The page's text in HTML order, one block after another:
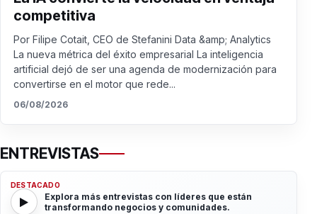
competitiva
Por Filipe Cotait, CEO de Stefanini Data &amp; Analytics
La nueva métrica del éxito empresarial La inteligencia
artificial dejó de ser una agenda de modernización para
convertirse en el motor que rede...
06/08/2026
ENTREVISTAS
DESTACADO
Explora más entrevistas con líderes que están
transformando negocios y comunidades.